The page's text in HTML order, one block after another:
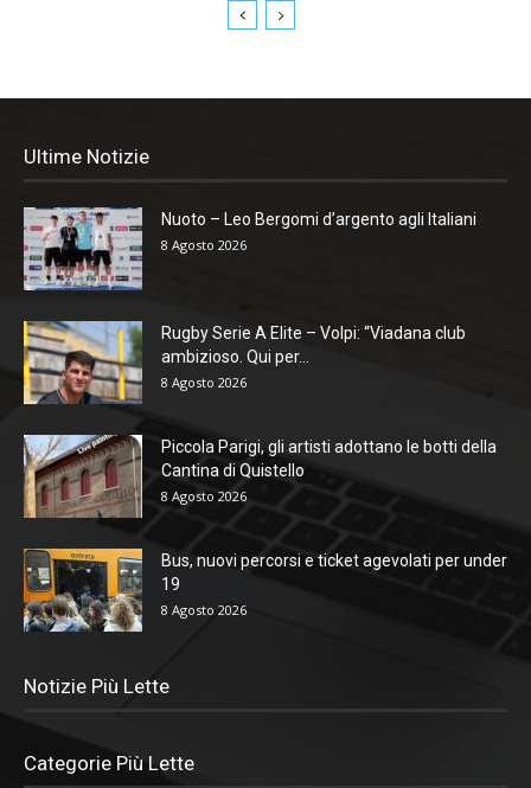
Ultime Notizie
Nuoto – Leo Bergomi d’argento agli Italiani
8 Agosto 2026
Rugby Serie A Elite – Volpi: “Viadana club
ambizioso. Qui per...
8 Agosto 2026
Piccola Parigi, gli artisti adottano le botti della
Cantina di Quistello
8 Agosto 2026
Bus, nuovi percorsi e ticket agevolati per under
19
8 Agosto 2026
Notizie Più Lette
Categorie Più Lette